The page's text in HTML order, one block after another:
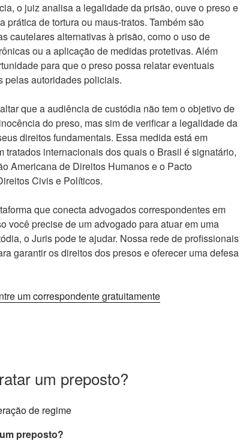
o juiz analisa a legalidade da prisão, ouve o preso e
prática de tortura ou maus-tratos. Também são
cautelares alternativas à prisão, como o uso de
ou a aplicação de medidas protetivas. Além
para que o preso possa relatar eventuais
pelas autoridades policiais.
que a audiência de custódia não tem o objetivo de
do preso, mas sim de verificar a legalidade da
direitos fundamentais. Essa medida está em
tratados internacionais dos quais o Brasil é signatário,
Americana de Direitos Humanos e o Pacto
Civis e Políticos.
que conecta advogados correspondentes em
você precise de um advogado para atuar em uma
o Juris pode te ajudar. Nossa rede de profissionais
garantir os direitos dos presos e oferecer uma defesa
um correspondente gratuitamente
um preposto?
preposto?